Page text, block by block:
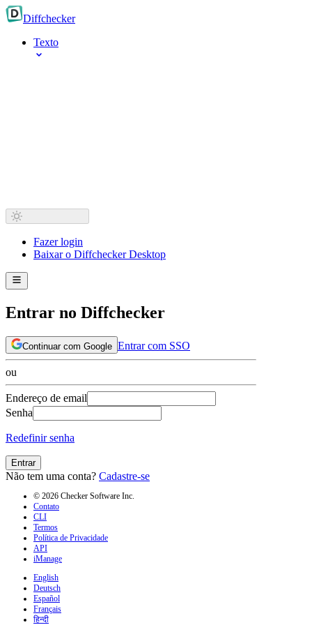
Diffchecker
Texto
Fazer login
Baixar o Diffchecker Desktop
Entrar no Diffchecker
Continuar com Google Entrar com SSO
ou
Endereço de email
Senha
Redefinir senha
Entrar
Não tem uma conta? Cadastre-se
© 2026 Checker Software Inc.
Contato
CLI
Termos
Política de Privacidade
API
iManage
English
Deutsch
Español
Français
हिन्दी